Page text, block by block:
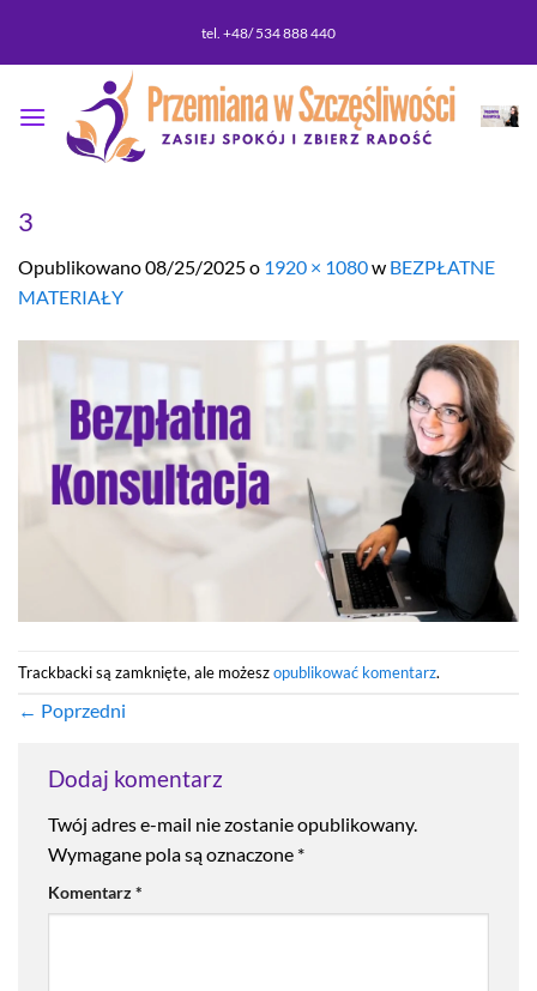
tel. +48/ 534 888 440
3
Opublikowano08/25/2025o 1920 × 1080w BEZPŁATNE
MATERIAŁY
Trackbacki są zamknięte, ale możeszopublikować komentarz.
← Poprzedni
Dodaj komentarz
Twój adres e-mail nie zostanie opublikowany.
Wymagane pola są oznaczone *
Komentarz*